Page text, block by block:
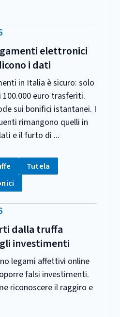
elettronici
i dati
in Italia è sicuro: solo
euro trasferiti.
sui bonifici istantanei. I
rimangono quelli in
e il furto di ...
Tag:
Tutela
dalla truffa
investimenti
legami affettivi online
falsi investimenti.
riconoscere il raggiro e